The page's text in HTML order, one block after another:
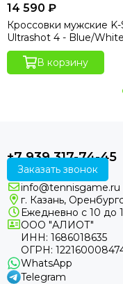
14 590 ₽
Кроссовки мужские K-
Ultrashot 4 - Blue/White
В корзину
+7 939 317-74-45
Заказать звонок
info@tennisgame.ru
г. Казань,
Ежедневно с 10 до
ООО "АЛИОТ"
ИНН: 1686018635
ОГРН:
WhatsApp
Telegram